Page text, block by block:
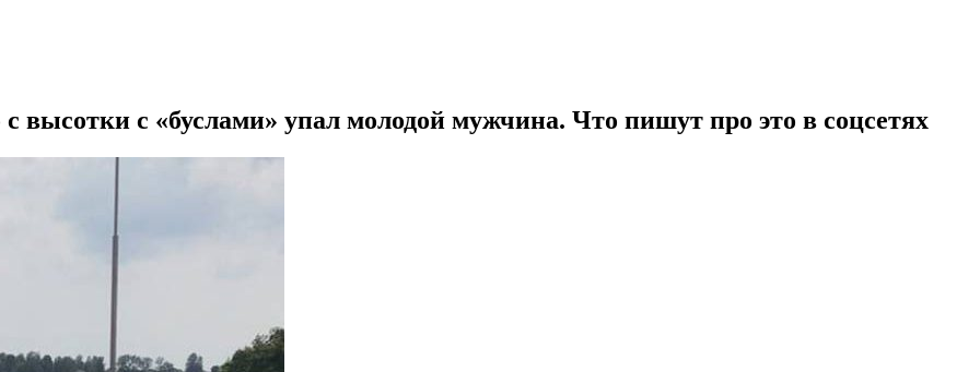
высотки с «буслами» упал молодой мужчина. Что пишут про это в соцсетях